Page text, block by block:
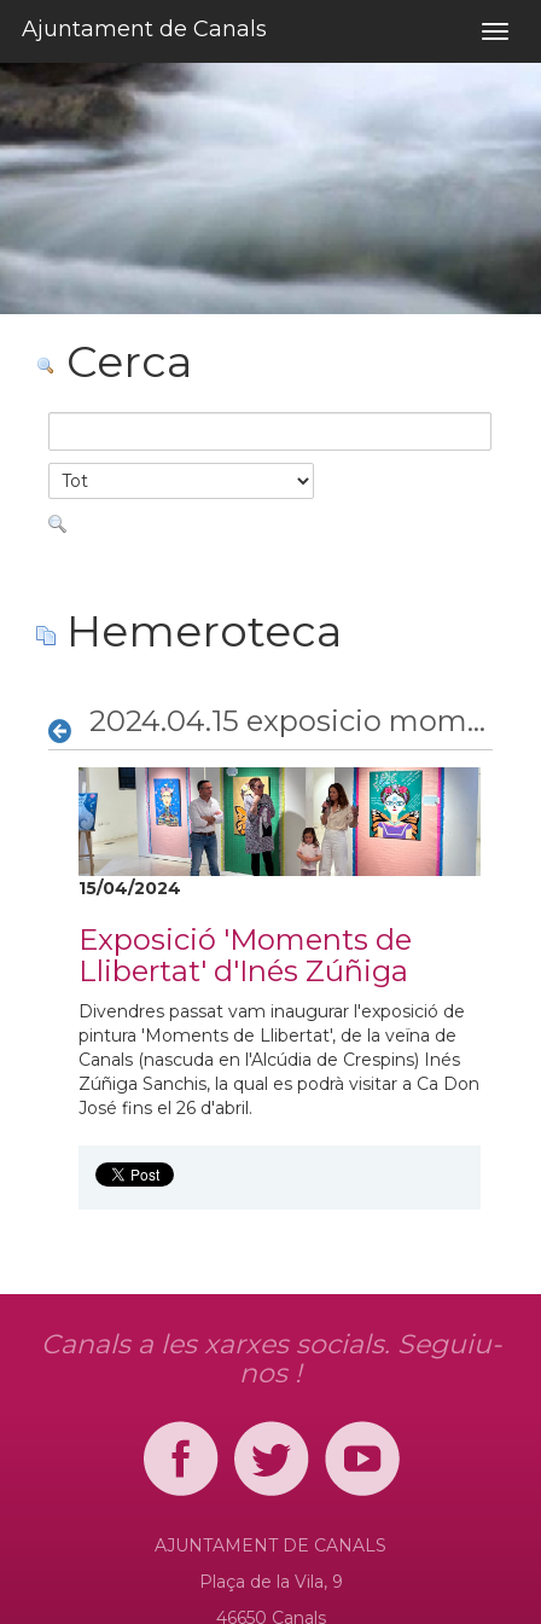
Ajuntament de Canals
Cerca
Hemeroteca
2024.04.15 exposicio moments de llibertat
15/04/2024
Exposició 'Moments de
Llibertat' d'Inés Zúñiga
Divendres passat vam inaugurar l'exposició de
pintura 'Moments de Llibertat', de la veïna de
Canals (nascuda en l'Alcúdia de Crespins) Inés
Zúñiga Sanchis, la qual es podrà visitar a Ca Don
José fins el 26 d'abril.
Canals a les xarxes socials. Seguiu-
nos !
AJUNTAMENT DE CANALS
Plaça de la Vila, 9
46650 Canals